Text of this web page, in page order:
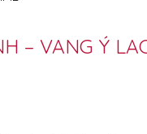
– VANG Ý